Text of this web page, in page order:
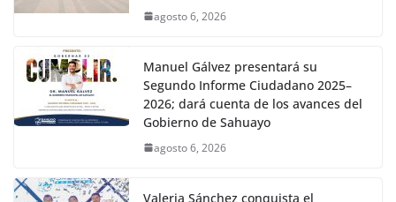
agosto 6, 2026
Manuel Gálvez presentará su
Segundo Informe Ciudadano 2025–
2026; dará cuenta de los avances del
Gobierno de Sahuayo
agosto 6, 2026
Valeria Sánchez conquista el